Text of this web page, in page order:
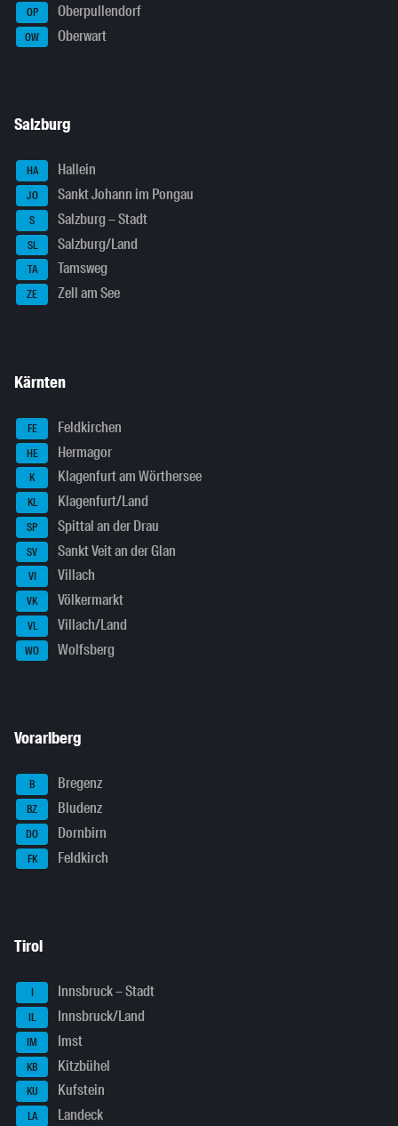
OP Oberpullendorf
OW Oberwart
Salzburg
HA Hallein
JO Sankt Johann im Pongau
S Salzburg – Stadt
SL Salzburg/Land
TA Tamsweg
ZE Zell am See
Kärnten
FE Feldkirchen
HE Hermagor
K Klagenfurt am Wörthersee
KL Klagenfurt/Land
SP Spittal an der Drau
SV Sankt Veit an der Glan
VI Villach
VK Völkermarkt
VL Villach/Land
WO Wolfsberg
Vorarlberg
B Bregenz
BZ Bludenz
DO Dornbirn
FK Feldkirch
Tirol
I Innsbruck – Stadt
IL Innsbruck/Land
IM Imst
KB Kitzbühel
KU Kufstein
LA Landeck